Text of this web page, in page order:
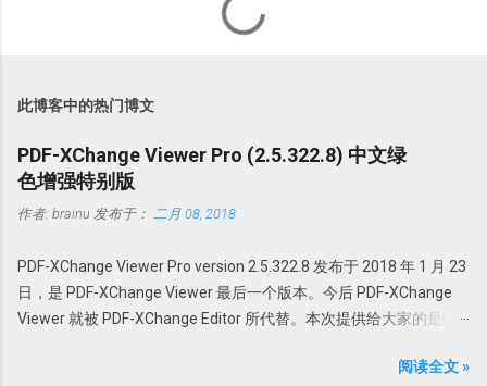
此博客中的热门博文
PDF-XChange Viewer Pro (2.5.322.8) 中文绿
色增强特别版
作者: brainu 发布于： 二月 08, 2018
PDF-XChange Viewer Pro version 2.5.322.8 发布于 2018 年 1 月 23
日，是 PDF-XChange Viewer 最后一个版本。今后 PDF-XChange
Viewer 就被 PDF-XChange Editor 所代替。本次提供给大家的是中
体积，最快最可靠的性能为用户创建世界最佳的 PDF 全能软件。它
阅读全文 »